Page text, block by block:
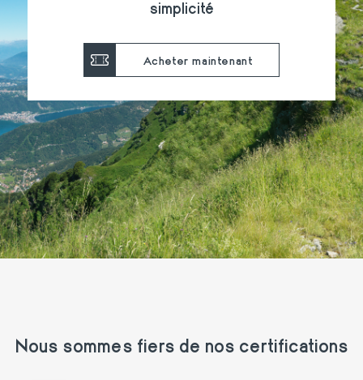
simplicité
Acheter maintenant
Nous sommes fiers de nos certifications